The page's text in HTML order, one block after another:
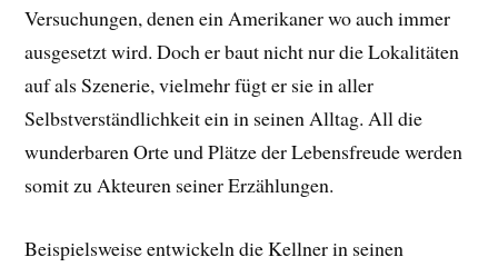
Versuchungen, denen ein Amerikaner wo auch immer
ausgesetzt wird. Doch er baut nicht nur die Lokalitäten
auf als Szenerie, vielmehr fügt er sie in aller
Selbstverständlichkeit ein in seinen Alltag. All die
wunderbaren Orte und Plätze der Lebensfreude werden
somit zu Akteuren seiner Erzählungen.
Beispielsweise entwickeln die Kellner in seinen